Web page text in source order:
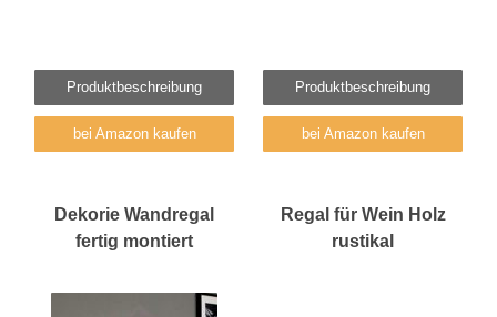
Produktbeschreibung
bei Amazon kaufen
Produktbeschreibung
bei Amazon kaufen
Dekorie Wandregal
fertig montiert
Regal für Wein Holz
rustikal